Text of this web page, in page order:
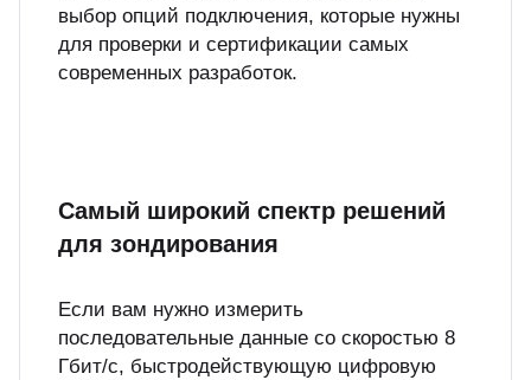
выбор опций подключения, которые нужны
для проверки и сертификации самых
современных разработок.
Самый широкий спектр решений
для зондирования
Если вам нужно измерить
последовательные данные со скоростью 8
Гбит/с, быстродействующую цифровую